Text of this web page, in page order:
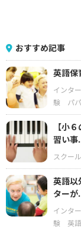
おすすめ記事
英語保
インタ
験
パ
【小
習い事
スクー
英語以
ターが
インタ
験
英